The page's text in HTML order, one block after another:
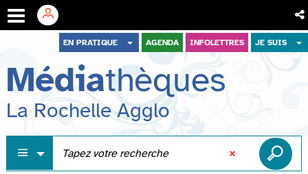
menu
contenu
recherche
EN PRATIQUE AGENDA INFOLETTRES JE SUIS
Médiathèques
La Rochelle Agglo